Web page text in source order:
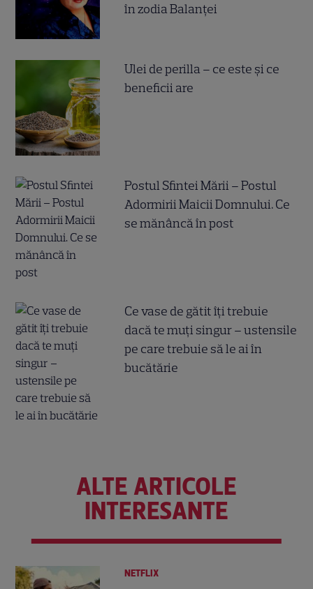
în zodia Balanței
Ulei de perilla – ce este și ce
beneficii are
Postul Sfintei Mării – Postul
Adormirii Maicii Domnului. Ce
se mănâncă în post
Ce vase de gătit îți trebuie
dacă te muți singur – ustensile
pe care trebuie să le ai în
bucătărie
ALTE ARTICOLE
INTERESANTE
NETFLIX